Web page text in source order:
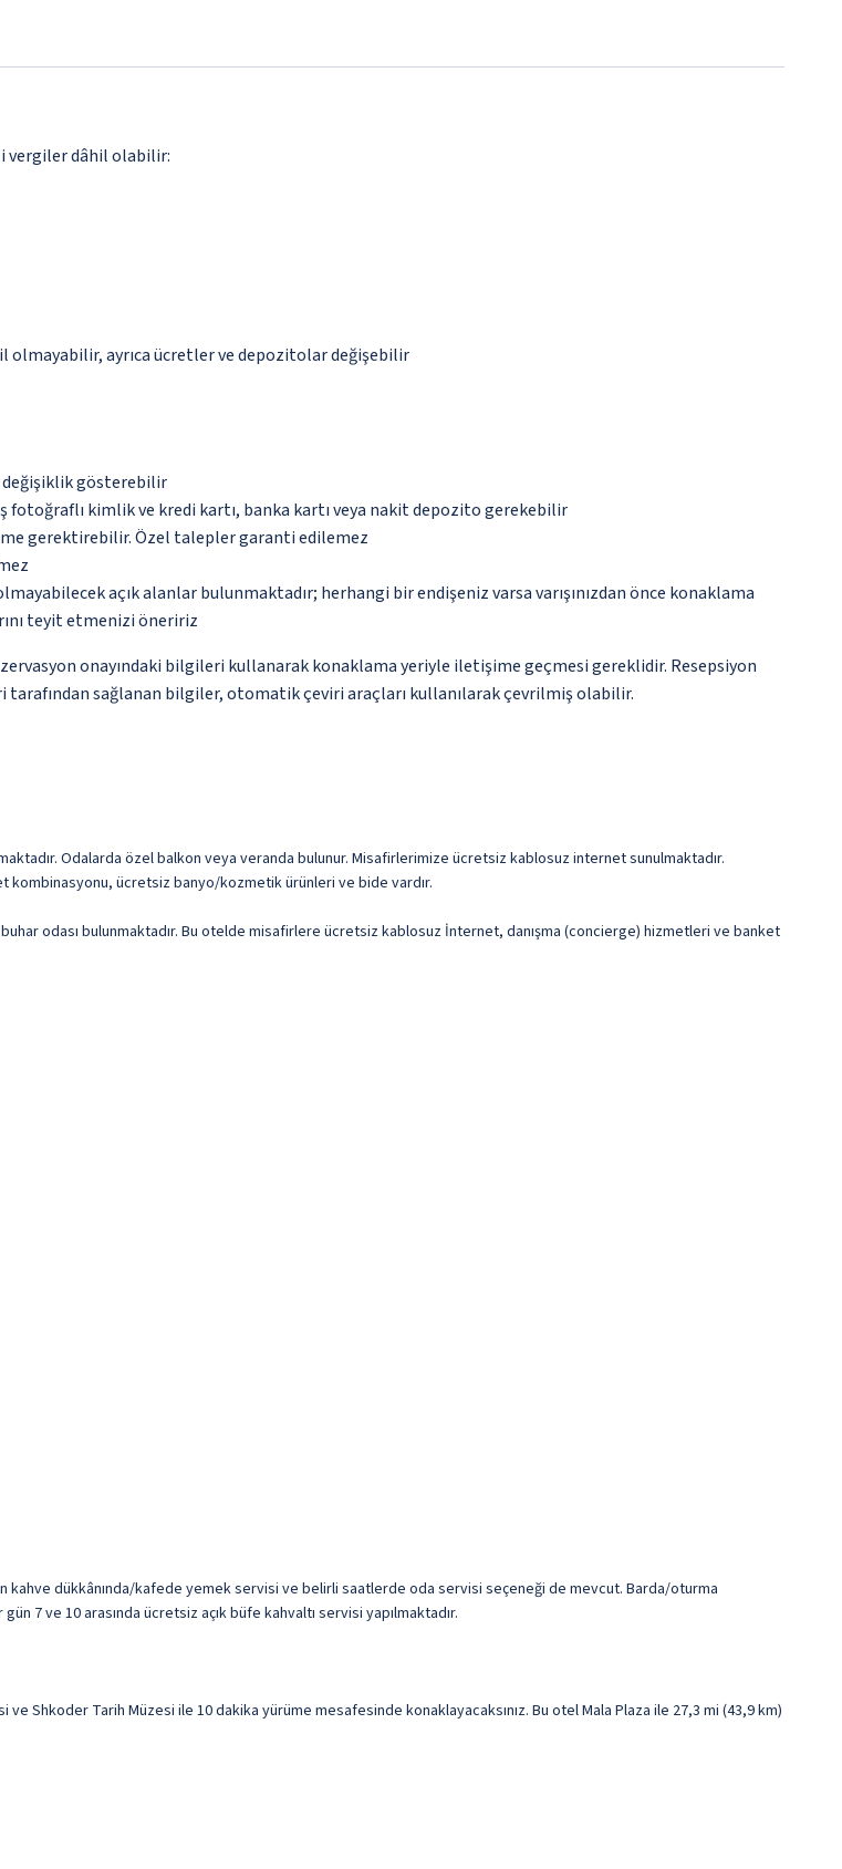
vergiler dâhil olabilir:
ayrıca ücretler ve depozitolar değişebilir
değişiklik gösterebilir
kimlik ve kredi kartı, banka kartı veya nakit depozito gerekebilir
gerektirebilir. Özel talepler garanti edilemez
açık alanlar bulunmaktadır; herhangi bir endişeniz varsa varışınızdan önce konaklama
teyit etmenizi öneririz
onayındaki bilgileri kullanarak konaklama yeriyle iletişime geçmesi gereklidir. Resepsiyon
tarafından sağlanan bilgiler, otomatik çeviri araçları kullanılarak çevrilmiş olabilir.
Odalarda özel balkon veya veranda bulunur. Misafirlerimize ücretsiz kablosuz internet sunulmaktadır.
kombinasyonu, ücretsiz banyo/kozmetik ürünleri ve bide vardır.
odası bulunmaktadır. Bu otelde misafirlere ücretsiz kablosuz İnternet, danışma (concierge) hizmetleri ve banket
dükkânında/kafede yemek servisi ve belirli saatlerde oda servisi seçeneği de mevcut. Barda/oturma
7 ve 10 arasında ücretsiz açık büfe kahvaltı servisi yapılmaktadır.
Shkoder Tarih Müzesi ile 10 dakika yürüme mesafesinde konaklayacaksınız. Bu otel Mala Plaza ile 27,3 mi (43,9 km)